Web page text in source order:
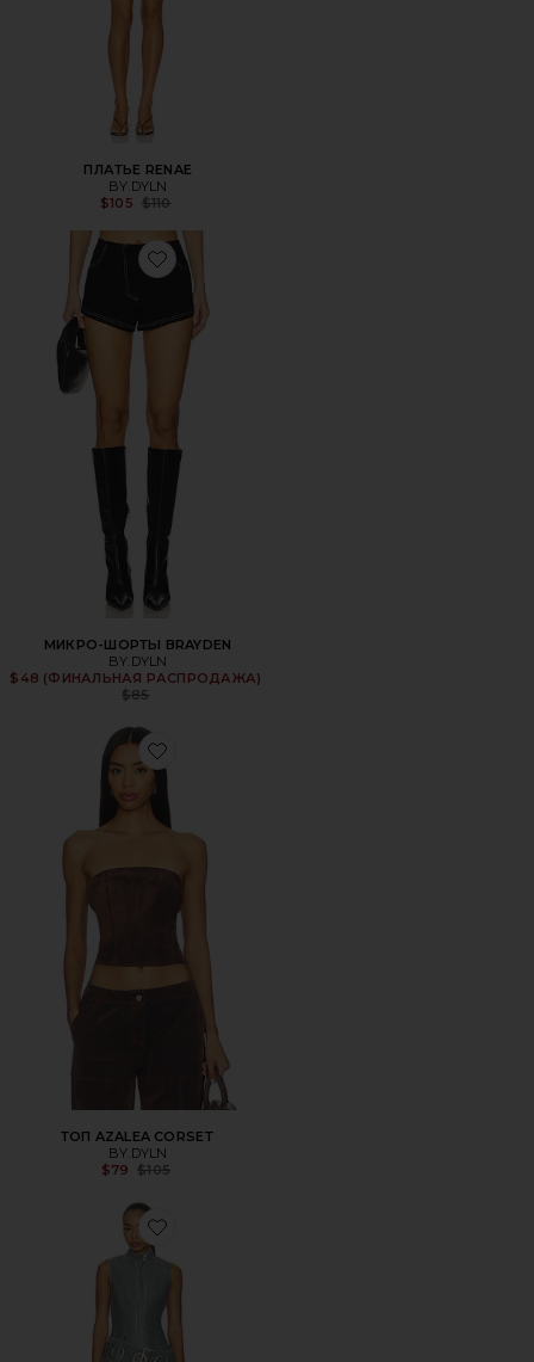
ПЛАТЬЕ RENAE
BY.DYLN
$105 Previous price:
$110
Favorite МИКРО-ШОРТЫ BRAYDEN
МИКРО-ШОРТЫ BRAYDEN
BY.DYLN
$48 (ФИНАЛЬНАЯ РАСПРОДАЖА)
Previous price:
$85
Favorite ТОП AZALEA CORSET
ТОП AZALEA CORSET
BY.DYLN
$79 Previous price:
$105
Favorite ПЛАТЬЕ NYRA